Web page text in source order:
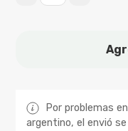
Por problemas
argentino, el envió